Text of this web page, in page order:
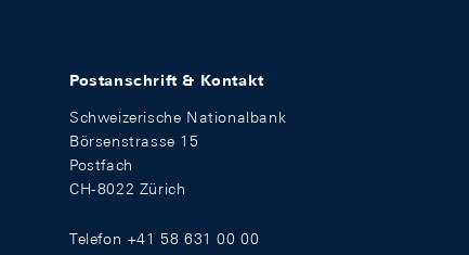
Postanschrift & Kontakt
Schweizerische Nationalbank
Börsenstrasse 15
Postfach
CH-8022 Zürich
Telefon +41 58 631 00 00